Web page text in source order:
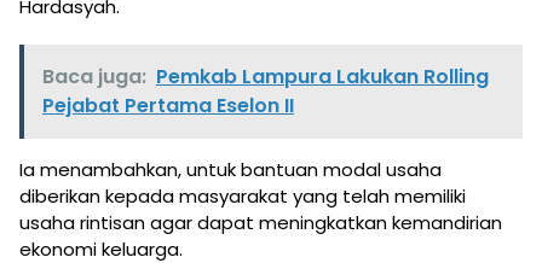
Hardasyah.
Baca juga: Pemkab Lampura Lakukan Rolling
Pejabat Pertama Eselon II
Ia menambahkan, untuk bantuan modal usaha
diberikan kepada masyarakat yang telah memiliki
usaha rintisan agar dapat meningkatkan kemandirian
ekonomi keluarga.